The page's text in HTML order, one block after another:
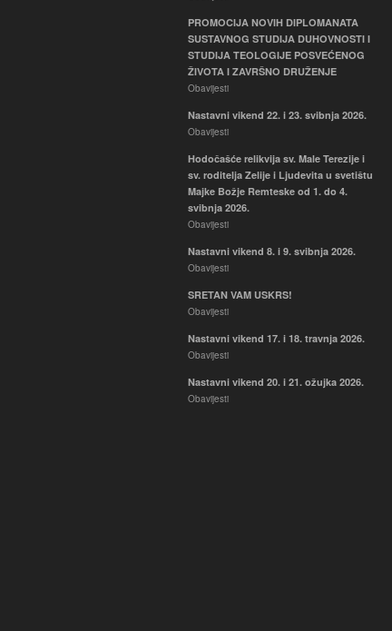
PROMOCIJA NOVIH DIPLOMANATA
SUSTAVNOG STUDIJA DUHOVNOSTI I
STUDIJA TEOLOGIJE POSVEĆENOG
ŽIVOTA I ZAVRŠNO DRUŽENJE
Obavijesti
Nastavni vikend 22. i 23. svibnja 2026.
Obavijesti
Hodočašće relikvija sv. Male Terezije i
sv. roditelja Zelije i Ljudevita u svetištu
Majke Božje Remteske od 1. do 4.
svibnja 2026.
Obavijesti
Nastavni vikend 8. i 9. svibnja 2026.
Obavijesti
SRETAN VAM USKRS!
Obavijesti
Nastavni vikend 17. i 18. travnja 2026.
Obavijesti
Nastavni vikend 20. i 21. ožujka 2026.
Obavijesti